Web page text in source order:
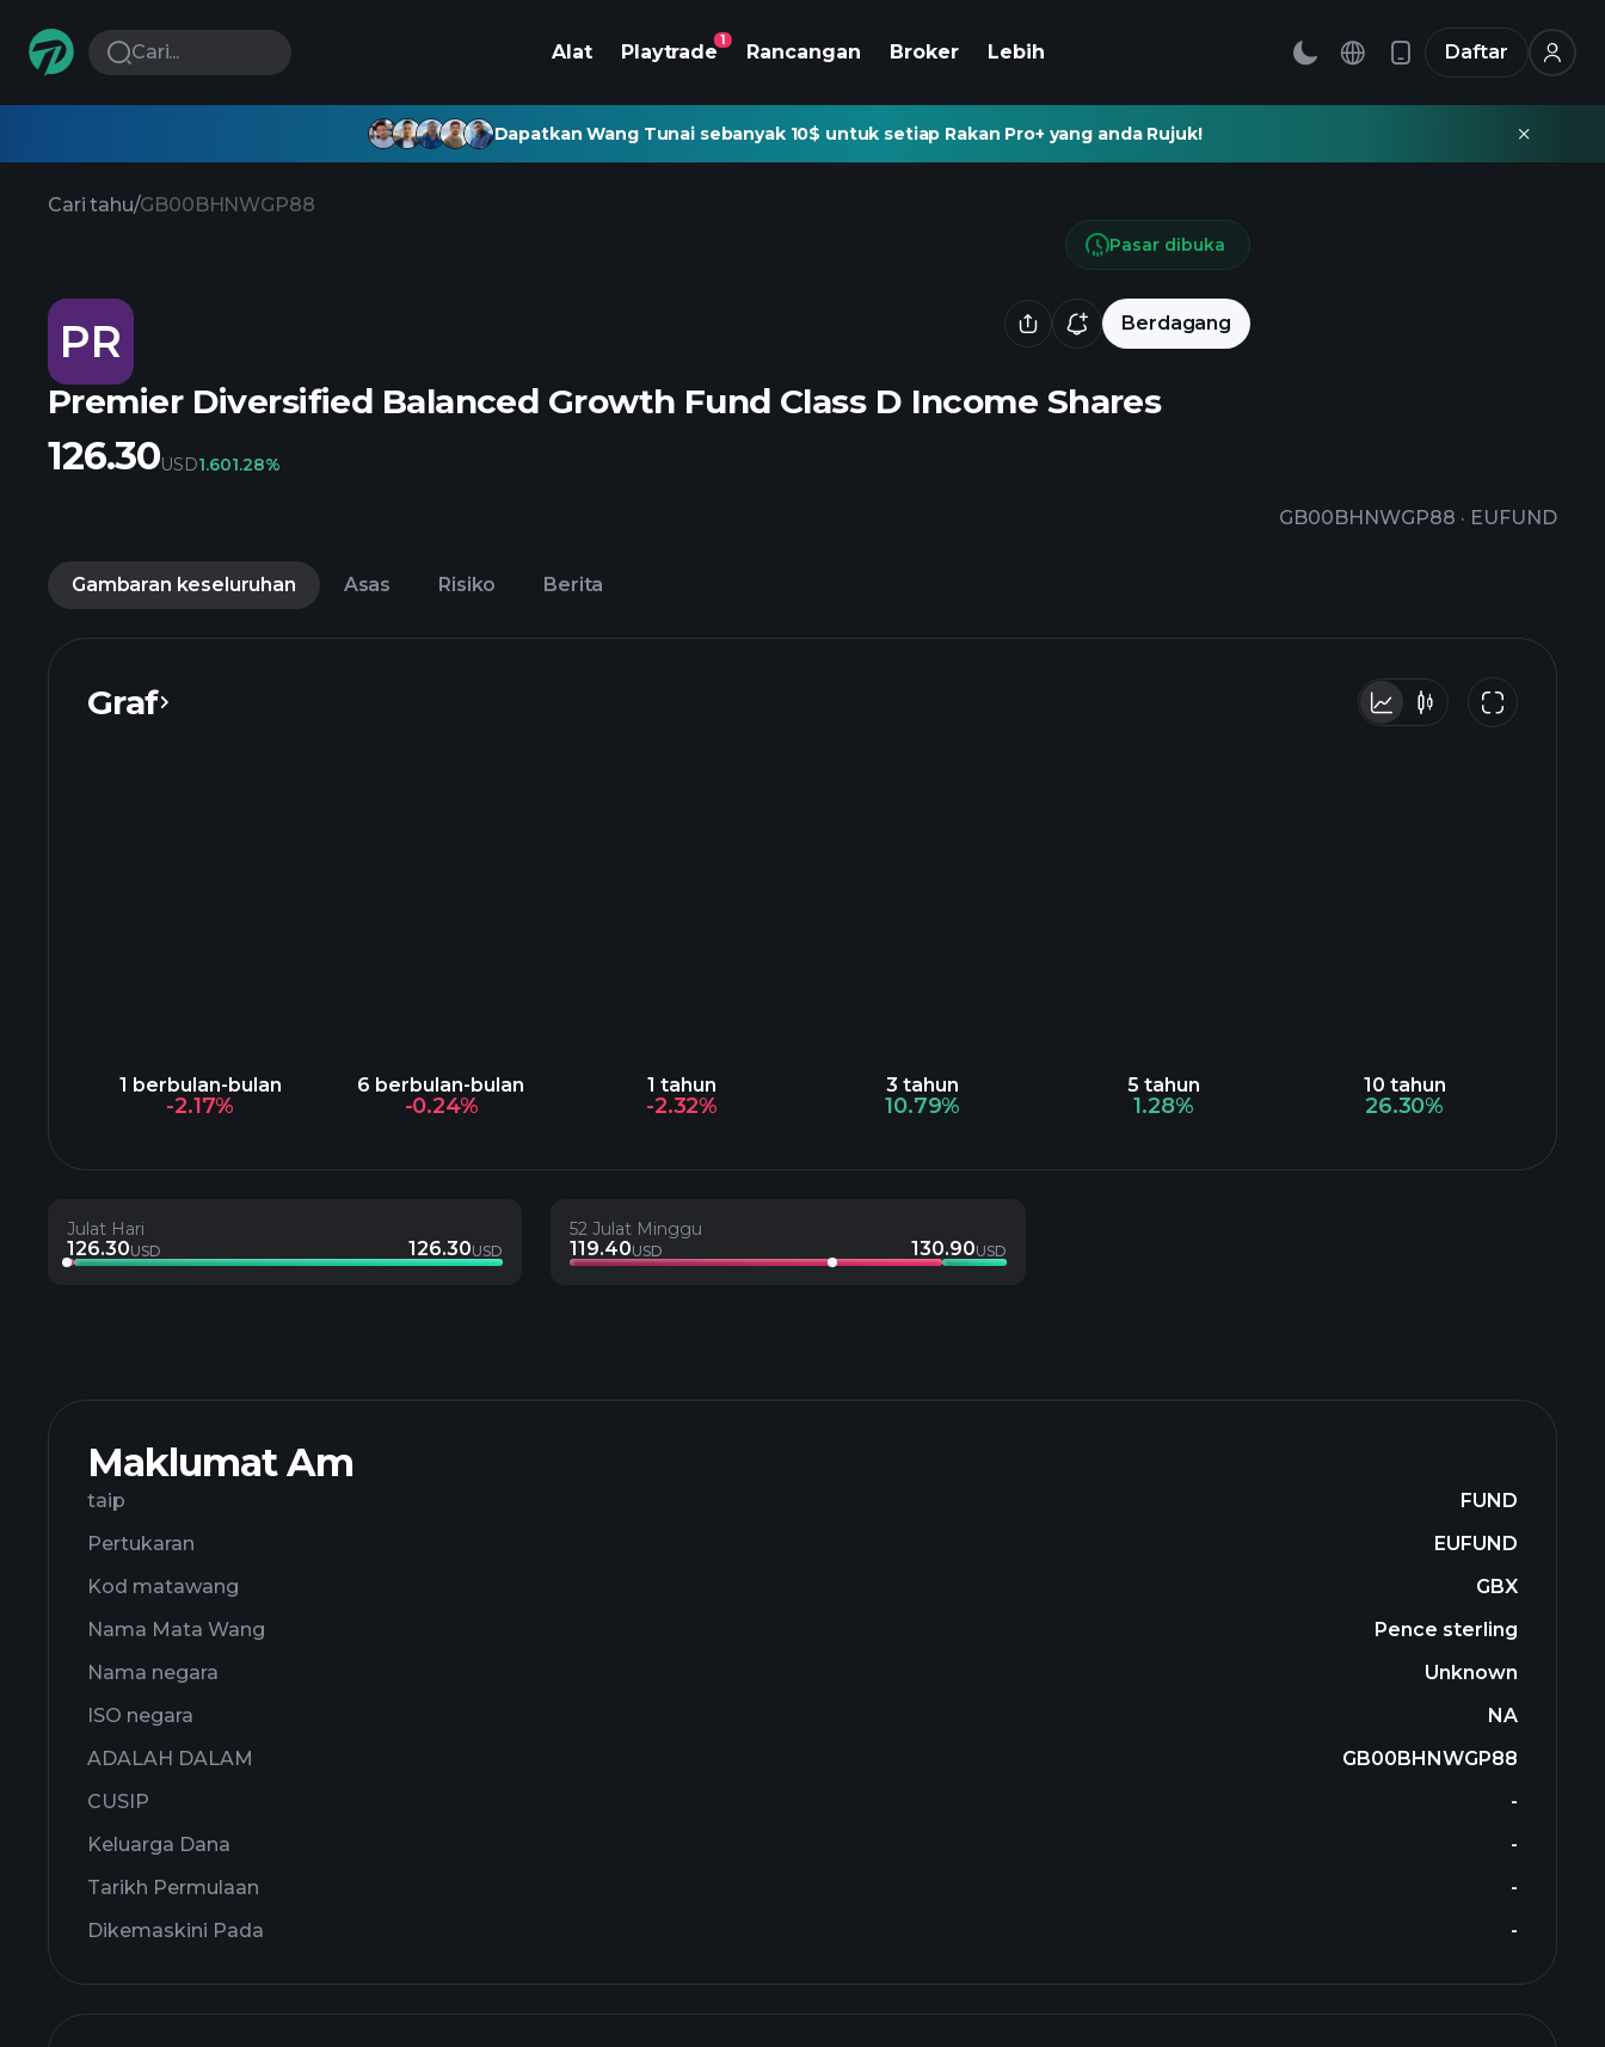
Cari... Alat Playtrade
1
Rancangan Broker Lebih Daftar
Dapatkan Wang Tunai sebanyak 10$ untuk setiap Rakan Pro+ yang anda Rujuk!
Cari tahu/GB00BHNWGP88
PR Berdagang
Premier Diversified Balanced Growth Fund Class D Income Shares
GB00BHNWGP88 · EUFUND
Pasar dibuka
126.30USD1.601.28%
Gambaran keseluruhan Asas Risiko Berita
Graf
1 berbulan-bulan
-2.17%
6 berbulan-bulan
-0.24%
1 tahun
-2.32%
3 tahun
10.79%
5 tahun
1.28%
10 tahun
26.30%
Julat Hari
126.30USD 126.30USD
52 Julat Minggu
119.40USD 130.90USD
Maklumat Am
taip
FUND
Pertukaran
EUFUND
Kod matawang
GBX
Nama Mata Wang
Pence sterling
Nama negara
Unknown
ISO negara
NA
ADALAH DALAM
GB00BHNWGP88
CUSIP
-
Keluarga Dana
-
Tarikh Permulaan
-
Dikemaskini Pada
-